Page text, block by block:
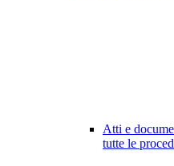
Atti e
tutte le